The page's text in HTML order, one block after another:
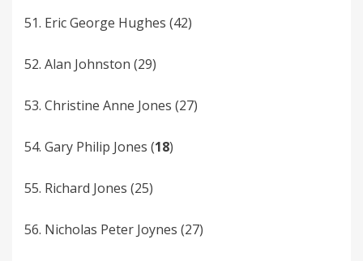
51. Eric George­ Hughes (42)
52. Alan­ Johnston (29)
53. Christine Anne Jones (27)
54. Gary­ Philip­ Jones (18)
55. Richard­ Jones­ (25)
56. Nicholas Peter­ Joynes­ (27)